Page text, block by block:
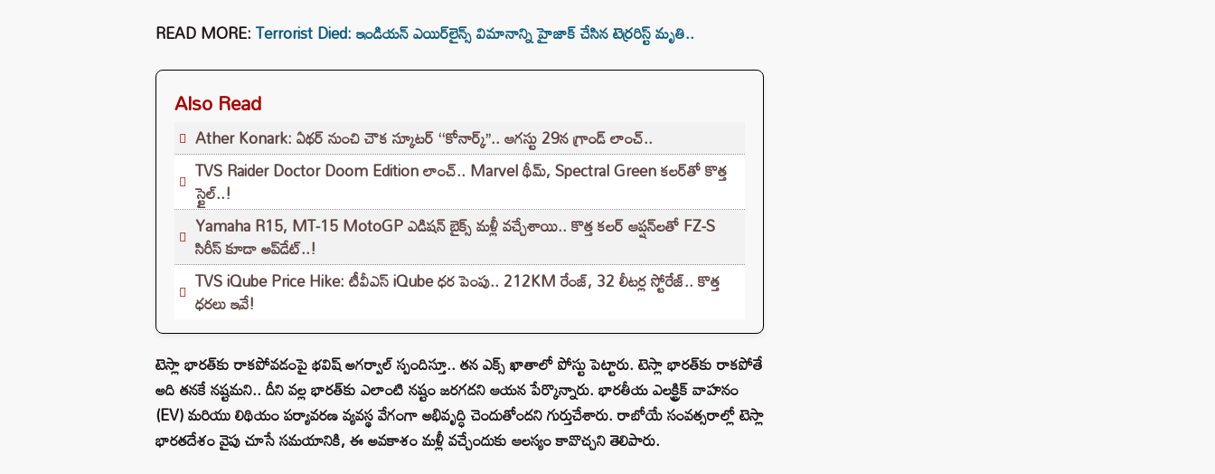
READ MORE:Terrorist Died: ఇండియన్ ఎయిర్‌లైన్స్ విమానాన్ని హైజాక్ చేసిన టెర్రరిస్ట్ మృతి..
Also Read
Ather Konark: ఏథర్ నుంచి చౌక స్కూటర్ ‘‘కోనార్క్’’.. ఆగస్టు 29న గ్రాండ్ లాంచ్..
TVS Raider Doctor Doom Edition లాంచ్.. Marvel థీమ్, Spectral Green కలర్‌తో కొత్త
స్టైల్..!
Yamaha R15, MT-15 MotoGP ఎడిషన్ బైక్స్ మళ్లీ వచ్చేశాయి.. కొత్త కలర్ ఆప్షన్‌లతో FZ-S
సిరీస్ కూడా అప్‌డేట్..!
TVS iQube Price Hike: టీవీఎస్ iQube ధర పెంపు.. 212KM రేంజ్, 32 లీటర్ల స్టోరేజ్.. కొత్త
ధరలు ఇవే!
టెస్లా భారత్‌కు రాకపోవడంపై భవిష్ అగర్వాల్ స్పందిస్తూ.. తన ఎక్స్ ఖాతాలో పోస్టు పెట్టారు. టెస్లా భారత్‌కు రాకపోతే
అది తనకే నష్టమని.. దీని వల్ల భారత్‌కు ఎలాంటి నష్టం జరగదని ఆయన పేర్కొన్నారు. భారతీయ ఎలక్ట్రిక్ వాహనం
(EV) మరియు లిథియం పర్యావరణ వ్యవస్థ వేగంగా అభివృద్ధి చెందుతోందని గుర్తుచేశారు. రాబోయే సంవత్సరాల్లో టెస్లా
భారతదేశం వైపు చూసే సమయానికి, ఈ అవకాశం మళ్లీ వచ్చేందుకు ఆలస్యం కావొచ్చని తెలిపారు.